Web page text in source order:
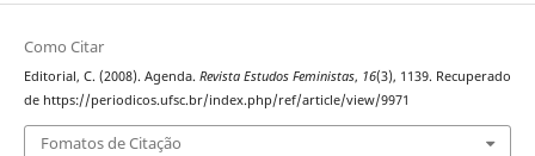
Como Citar
Editorial, C. (2008). Agenda. Revista Estudos Feministas, 16(3), 1139. Recuperado
de https://periodicos.ufsc.br/index.php/ref/article/view/9971
Fomatos de Citação